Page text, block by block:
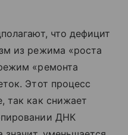
что дефицит
из режима «роста
«ремонта
Этот процесс
так как снижает
ДНК